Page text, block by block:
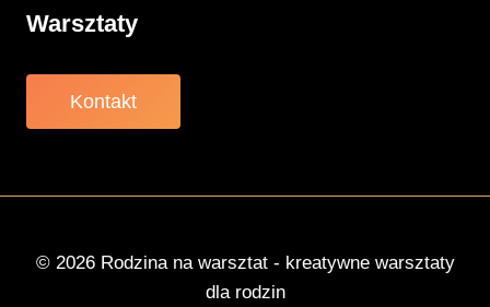
Warsztaty
Kontakt
© 2026 Rodzina na warsztat - kreatywne warsztaty
dla rodzin